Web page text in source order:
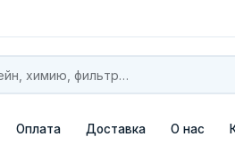
Оплата Доставка О нас